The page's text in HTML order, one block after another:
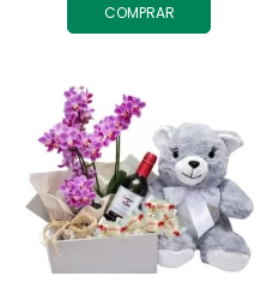
COMPRAR